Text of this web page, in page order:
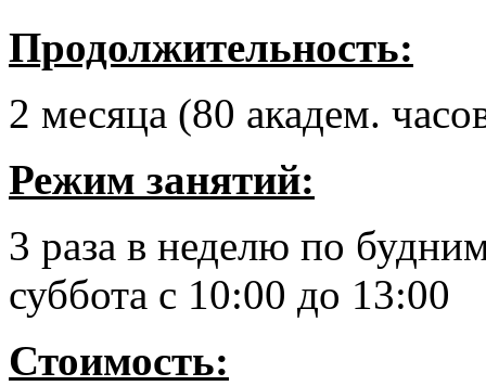
Продолжительность:
2 месяца (80 академ.
Режим занятий:
3 раза в неделю по
суббота с 10:00 до 13:00
Стоимость: